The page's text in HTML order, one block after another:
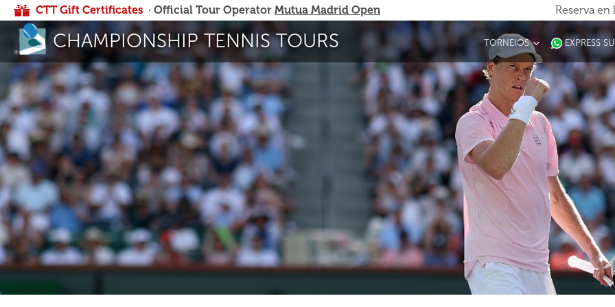
CTT Gift Certificates · Official Tour Operator Mutua Madrid Open Reserva
CHAMPIONSHIP TENNIS TOURS TORNEIOS EXPRESS